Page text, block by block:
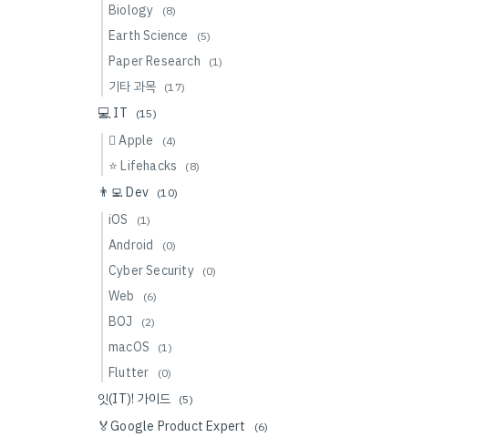
Biology (8)
Earth Science (5)
Paper Research (1)
기타 과목 (17)
💻 IT (15)
 Apple (4)
⭐️ Lifehacks (8)
👨‍💻 Dev (10)
iOS (1)
Android (0)
Cyber Security (0)
Web (6)
BOJ (2)
macOS (1)
Flutter (0)
잇(IT)! 가이드 (5)
🏅Google Product Expert (6)